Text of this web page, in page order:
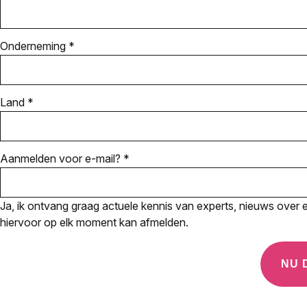
Onderneming *
Land *
Aanmelden voor e-mail? *
Ja, ik ontvang graag actuele kennis van experts, nieuws over
hiervoor op elk moment kan afmelden.